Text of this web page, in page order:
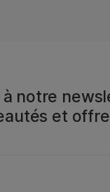
notre
et